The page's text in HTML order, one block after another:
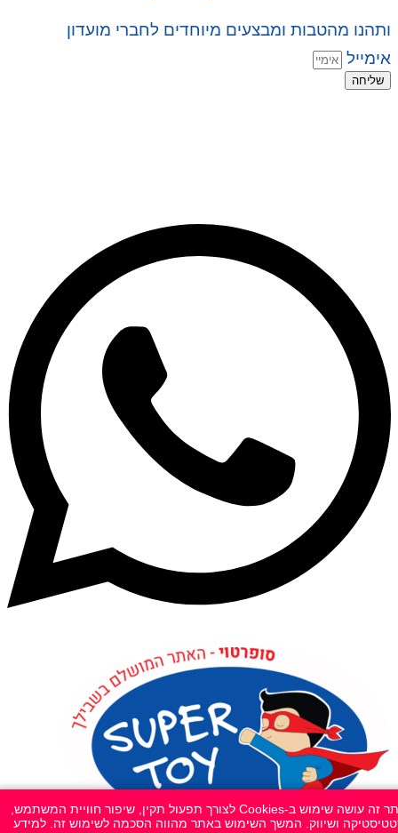
ותהנו מהטבות ומבצעים מיוחדים לחברי מועדון
אימייל
שליחה
אתר זה עושה שימוש ב-Cookies לצורך תפעול תקין, שיפור חוויית המשתמש,
ושיווק. המשך השימוש באתר מהווה הסכמה לשימוש זה. למידע